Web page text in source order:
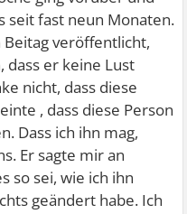
seit fast neun Monaten.
veröffentlicht,
dass er keine Lust
nicht, dass diese
, dass diese Person
Dass ich ihn mag,
Er sagte mir an
so sei, wie ich ihn
geändert habe. Ich